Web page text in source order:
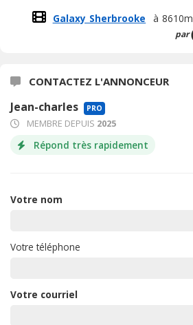
Galaxy Sherbrooke à 8610m
par
CONTACTEZ L'ANNONCEUR
Jean-charles PRO
MEMBRE DEPUIS 2025
Répond très rapidement
Votre nom
Votre téléphone
Votre courriel